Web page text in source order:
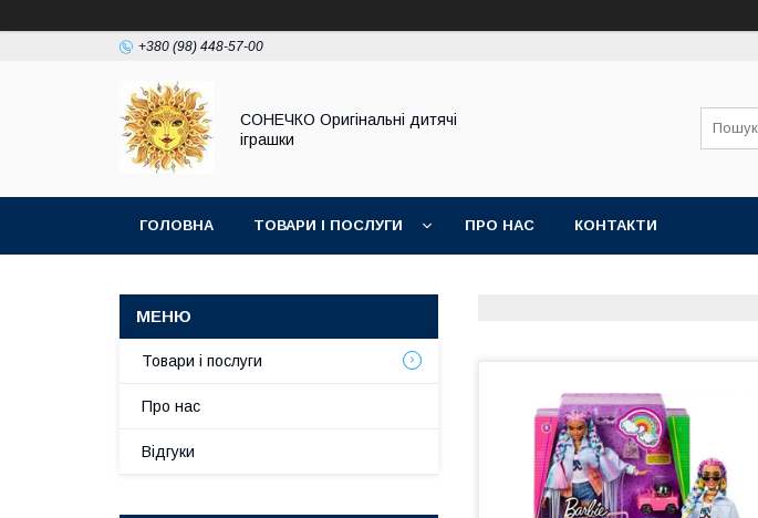
+380 (98) 448-57-00
СОНЕЧКО Оригінальні дитячі
іграшки
ГОЛОВНА ТОВАРИ І ПОСЛУГИ ПРО НАС КОНТАКТИ
Товари і послуги
Про нас
Відгуки